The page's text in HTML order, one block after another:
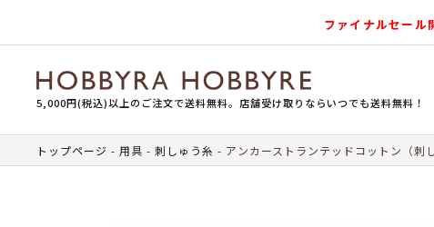
ファイナルセー
5,000円(税込)以上のご注文で送料無料。店舗受け取りならいつでも送料無料！
トップページ 用具 刺しゅう糸 アンカーストランテッドコットン（